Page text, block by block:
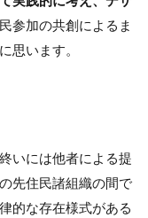
参加の共創によるま
思います。
いには他者による提
先住民諸組織の間で
的な存在様式がある